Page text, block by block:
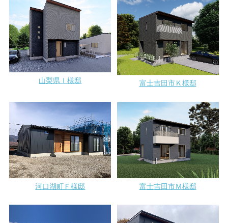
山梨県Ｉ様邸 富士吉田市Ｋ様邸
河口湖町Ｆ様邸 富士吉田市Ｍ様邸